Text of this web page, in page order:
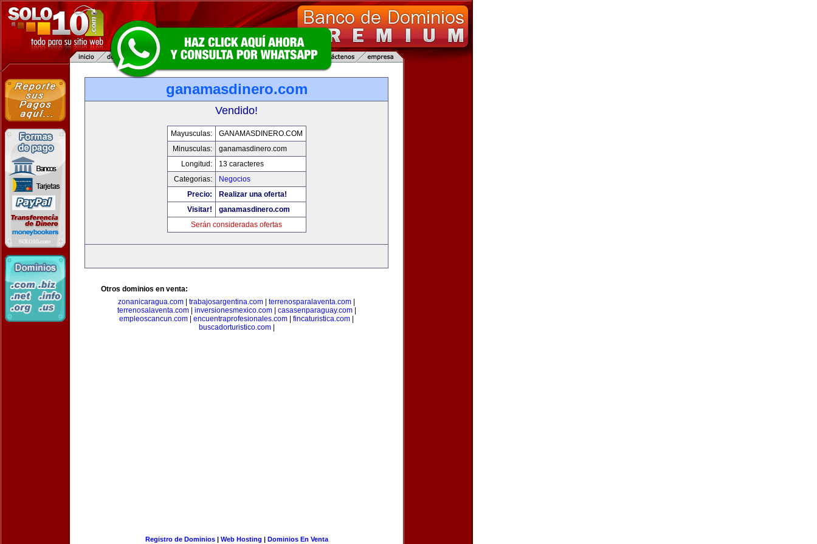
ganamasdinero.com
Vendido!
Mayusculas:
GANAMASDINERO.COM
Minusculas:
ganamasdinero.com
Longitud:
13 caracteres
Categorias:
Negocios
Precio:
Realizar una oferta!
Visitar!
ganamasdinero.com
Serán consideradas ofertas
Otros dominios en venta:
zonanicaragua.com
trabajosargentina.com terrenosparalaventa.com
terrenosalaventa.com| inversionesmexico.com| casasenparaguay.com|
empleoscancun.com
encuentraprofesionales.com fincaturistica.com
buscadorturistico.com|
Registro de Dominios| Web Hosting | Dominios En Venta